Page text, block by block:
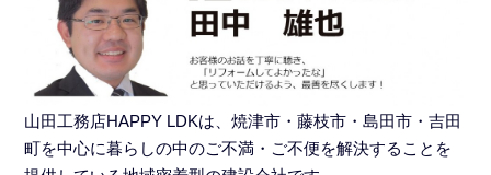
山田工務店HAPPY LDKは、焼津市・藤枝市・島田市・吉田
町を中心に暮らしの中のご不満・ご不便を解決することを